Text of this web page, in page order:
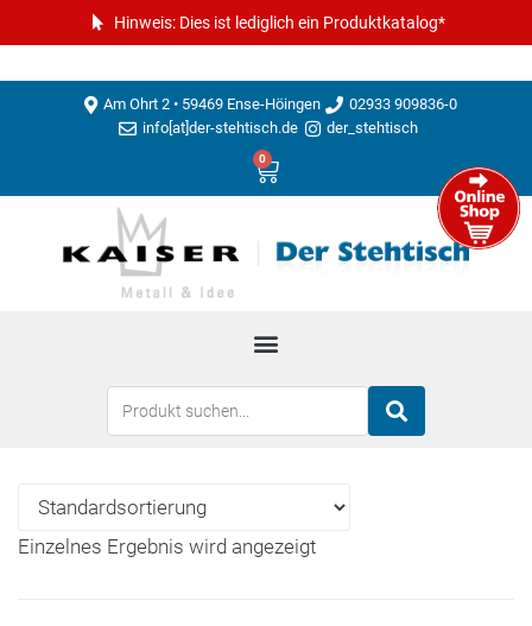
Hinweis: Dies ist lediglich ein Produktkatalog*
Am Ohrt 2 • 59469 Ense-Höingen
02933 909836-0
info[at]der-stehtisch.de
der_stehtisch
0
Einzelnes Ergebnis wird angezeigt